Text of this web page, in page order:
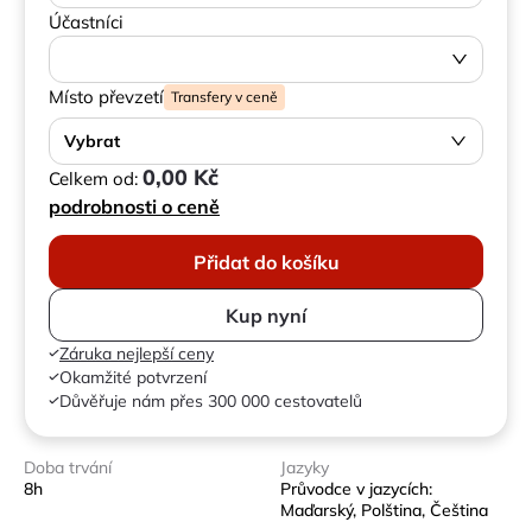
Účastníci
Místo převzetí Transfery v ceně
Vybrat
Celkem od: 0,00 Kč
podrobnosti o ceně
Přidat do košíku
Kup nyní
Záruka nejlepší ceny
Okamžité potvrzení
Důvěřuje nám přes 300 000 cestovatelů
Doba trvání
8h
Jazyky
Průvodce v jazycích:
Maďarský, Polština, Čeština